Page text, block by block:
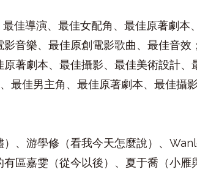
佳導演、最佳女配角、最佳原著劇本
音樂、最佳原創電影歌曲、最佳音效
著劇本、最佳攝影、最佳美術設計
最佳男主角、最佳原著劇本、最佳攝
、游學修（看我今天怎麼說）、
區嘉雯（從今以後）、夏于喬（小雁